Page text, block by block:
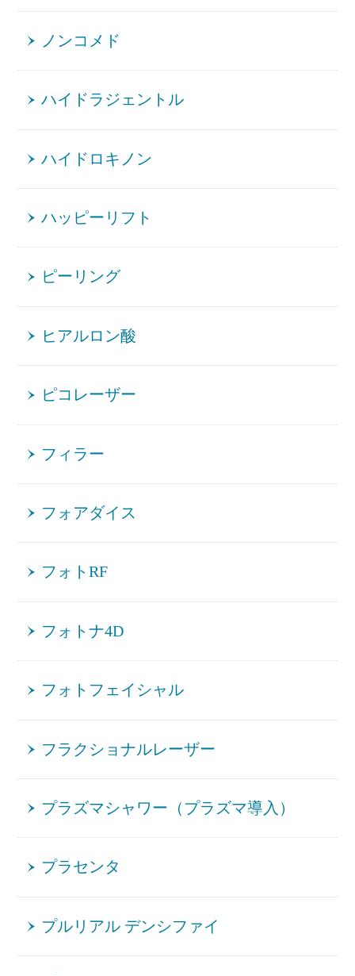
ノンコメド
ハイドラジェントル
ハイドロキノン
ハッピーリフト
ピーリング
ヒアルロン酸
ピコレーザー
フィラー
フォアダイス
フォトRF
フォトナ4D
フォトフェイシャル
フラクショナルレーザー
プラズマシャワー（プラズマ導入）
プラセンタ
プルリアル デンシファイ